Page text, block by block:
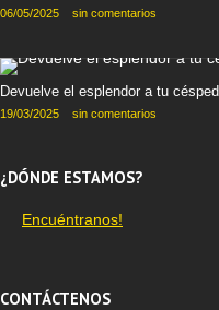
06/05/2025 sin comentarios
Devuelve el esplendor a tu césped
19/03/2025 sin comentarios
¿DÓNDE ESTAMOS?
Encuéntranos!
CONTÁCTENOS